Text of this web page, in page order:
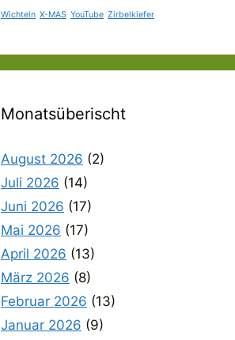
Wichteln X-MAS YouTube Zirbelkiefer
Monatsüberischt
August 2026 (2)
Juli 2026 (14)
Juni 2026 (17)
Mai 2026 (17)
April 2026 (13)
März 2026 (8)
Februar 2026 (13)
Januar 2026 (9)